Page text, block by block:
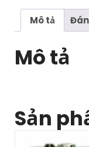
số
lượngMô tả
Mô tả
Sản